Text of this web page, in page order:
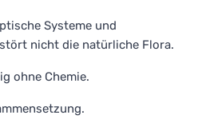
Systeme und
nicht die natürliche Flora.
ohne Chemie.